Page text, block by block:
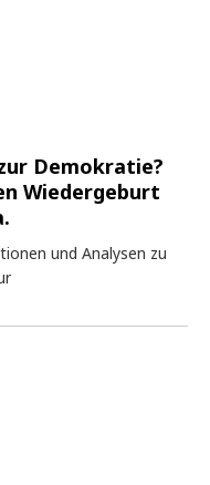
Demokratie?
Wiedergeburt
und Analysen zu